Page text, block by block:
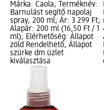
Márka: Caola; Terméknév:
Barnulást segítő napolaj
spray, 200 ml; Ár: 3 299 Ft;
Alapár: 200 ml (16,50 Ft / 1
ml); Elérhetőség: Állapot
zöld Rendelhető, Állapot
szürke dm üzlet
kiválasztása